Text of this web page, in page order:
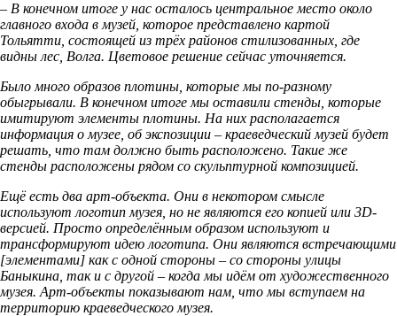
– В конечном итоге у нас осталось центральное место около
главного входа в музей, которое представлено картой
Тольятти, состоящей из трёх районов стилизованных, где
видны лес, Волга. Цветовое решение сейчас уточняется.
Было много образов плотины, которые мы по-разному
обыгрывали. В конечном итоге мы оставили стенды, которые
имитируют элементы плотины. На них располагается
информация о музее, об экспозиции – краеведческий музей будет
решать, что там должно быть расположено. Такие же
стенды расположены рядом со скульптурной композицией.
Ещё есть два арт-объекта. Они в некотором смысле
используют логотип музея, но не являются его копией или 3D-
версией. Просто определённым образом используют и
трансформируют идею логотипа. Они являются встречающими
[элементами] как с одной стороны – со стороны улицы
Баныкина, так и с другой – когда мы идём от художественного
музея. Арт-объекты показывают нам, что мы вступаем на
территорию краеведческого музея.